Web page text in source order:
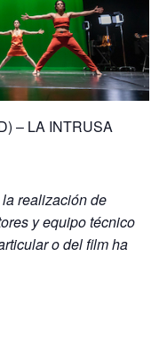
– LA INTRUSA
realización de
y equipo técnico
o del film ha